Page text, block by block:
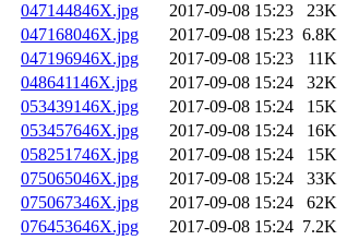
047144846X.jpg
2017-09-08 15:23
23K
047168046X.jpg
2017-09-08 15:23 6.8K
047196946X.jpg
2017-09-08 15:23
11K
048641146X.jpg
2017-09-08 15:24
32K
053439146X.jpg
2017-09-08 15:24
15K
053457646X.jpg
2017-09-08 15:24
16K
058251746X.jpg
2017-09-08 15:24
15K
075065046X.jpg
2017-09-08 15:24
33K
075067346X.jpg
2017-09-08 15:24
62K
076453646X.jpg
2017-09-08 15:24 7.2K